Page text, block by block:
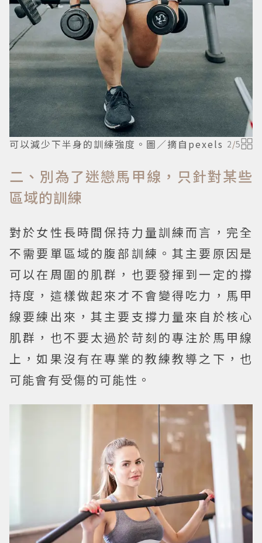
可以減少下半身的訓練強度。圖／摘自pexels 2/5
二、別為了迷戀馬甲線，只針對某些
區域的訓練
對於女性長時間保持力量訓練而言，完全
不需要單區域的腹部訓練。其主要原因是
可以在周圍的肌群，也要發揮到一定的撐
持度，這樣做起來才不會變得吃力，馬甲
線要練出來，其主要支撐力量來自於核心
肌群，也不要太過於苛刻的專注於馬甲線
上，如果沒有在專業的教練教導之下，也
可能會有受傷的可能性。